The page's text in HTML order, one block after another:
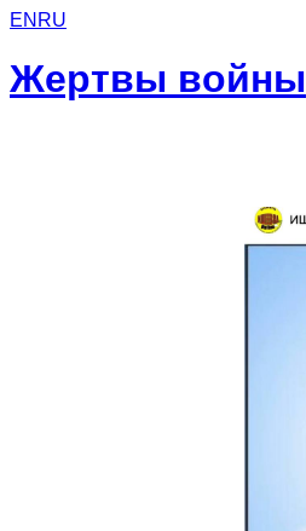
EN RU
Жертвы войны